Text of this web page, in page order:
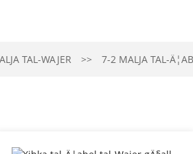
TAL-WAJER 7-2 MALJA TAL-